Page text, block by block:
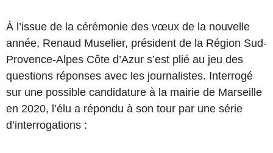
À l’issue de la cérémonie des vœux de la nouvelle
année, Renaud Muselier, président de la Région Sud-
Provence-Alpes Côte d’Azur s’est plié au jeu des
questions réponses avec les journalistes. Interrogé
sur une possible candidature à la mairie de Marseille
en 2020, l’élu a répondu à son tour par une série
d’interrogations :